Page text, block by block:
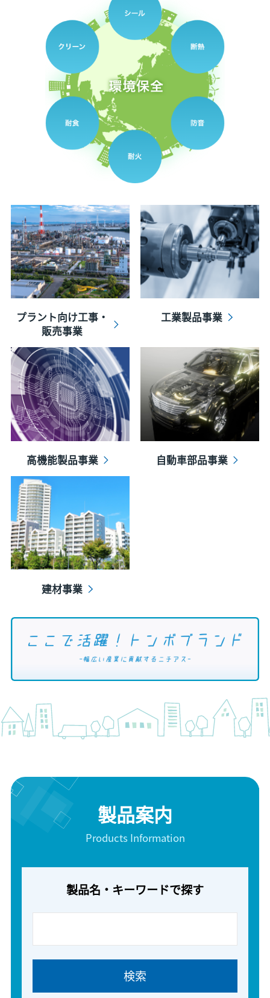
プラント向け工事・
販売事業
工業製品事業
高機能製品事業 自動車部品事業
建材事業
製品案内
Products Information
製品名・キーワードで探す